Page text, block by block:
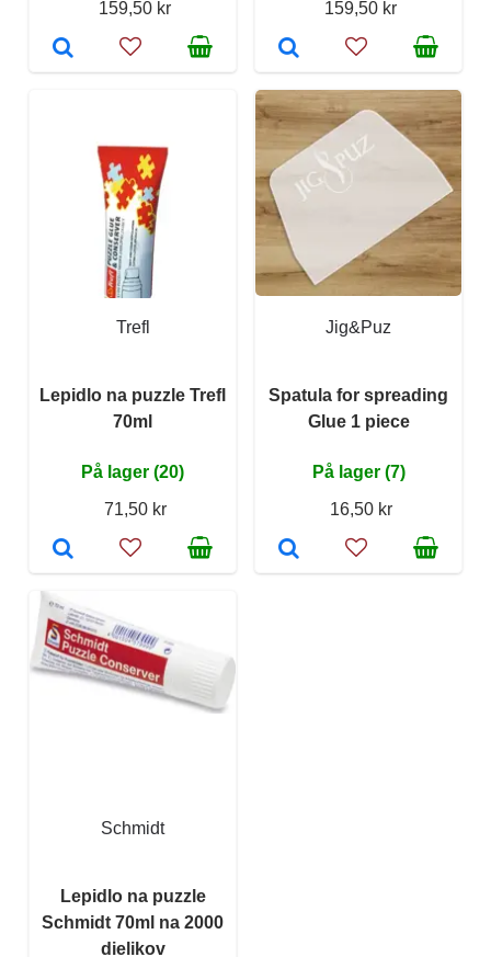
159,50 kr
159,50 kr
Trefl
Lepidlo na puzzle Trefl
70ml
På lager (20)
71,50 kr
Jig&Puz
Spatula for spreading
Glue 1 piece
På lager (7)
16,50 kr
Schmidt
Lepidlo na puzzle
Schmidt 70ml na 2000
dielikov